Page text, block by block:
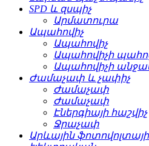
SPD և զսպիչ
Արմատուրա
Ապահովիչ
Ապահովիչ
Ապահովիչի
Ապահովիչի
Ժամաչափ և չափիչ
Ժամաչափ
Ժամաչափ
Էներգիայի հաշվիչ
Ջրաչափ
Արևային